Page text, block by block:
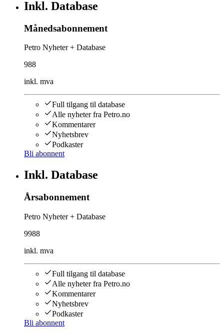
Inkl. Database
Månedsabonnement
Petro Nyheter + Database
988
inkl. mva
Full tilgang til database
Alle nyheter fra Petro.no
Kommentarer
Nyhetsbrev
Podkaster
Bli abonnent
Inkl. Database
Årsabonnement
Petro Nyheter + Database
9988
inkl. mva
Full tilgang til database
Alle nyheter fra Petro.no
Kommentarer
Nyhetsbrev
Podkaster
Bli abonnent